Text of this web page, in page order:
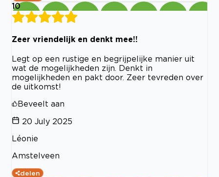
10
Zeer vriendelijk en denkt mee!!
Legt op een rustige en begrijpelijke manier uit
wat de mogelijkheden zijn. Denkt in
mogelijkheden en pakt door. Zeer tevreden over
de uitkomst!
Beveelt aan
20 July 2025
Léonie
Amstelveen
delen